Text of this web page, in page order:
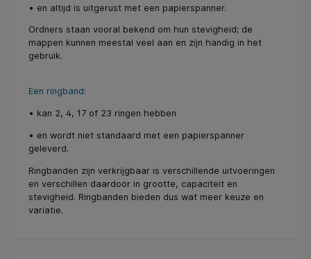
• en altijd is uitgerust met een papierspanner.
Ordners staan vooral bekend om hun stevigheid; de
mappen kunnen meestal veel aan en zijn handig in het
gebruik.
Een ringband:
• kan 2, 4, 17 of 23 ringen hebben
• en wordt niet standaard met een papierspanner
geleverd.
Ringbanden zijn verkrijgbaar is verschillende uitvoeringen
en verschillen daardoor in grootte, capaciteit en
stevigheid. Ringbanden bieden dus wat meer keuze en
variatie.